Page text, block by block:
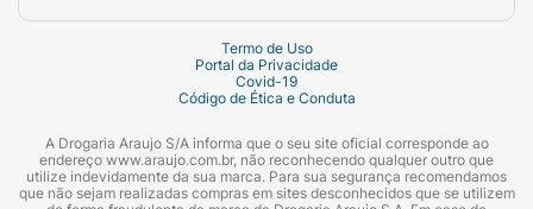
Termo de Uso
Portal da Privacidade
Covid-19
Código de Ética e Conduta
A Drogaria Araujo S/A informa que o seu site oficial corresponde ao
endereço www.araujo.com.br, não reconhecendo qualquer outro que
utilize indevidamente da sua marca. Para sua segurança recomendamos
que não sejam realizadas compras em sites desconhecidos que se utilizem